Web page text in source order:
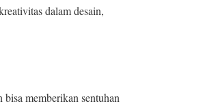
dalam desain,
bisa memberikan sentuhan